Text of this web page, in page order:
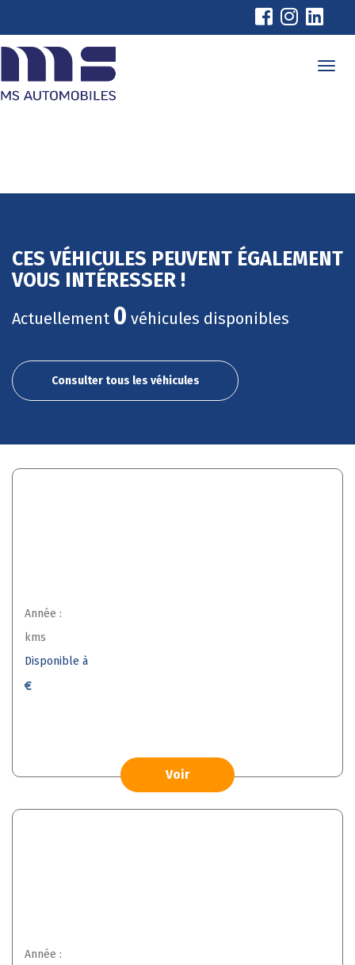
CES VÉHICULES PEUVENT ÉGALEMENT
VOUS INTÉRESSER !
Actuellement 0 véhicules disponibles
Consulter tous les véhicules
Année :
kms
Disponible à
€
Voir
Année :